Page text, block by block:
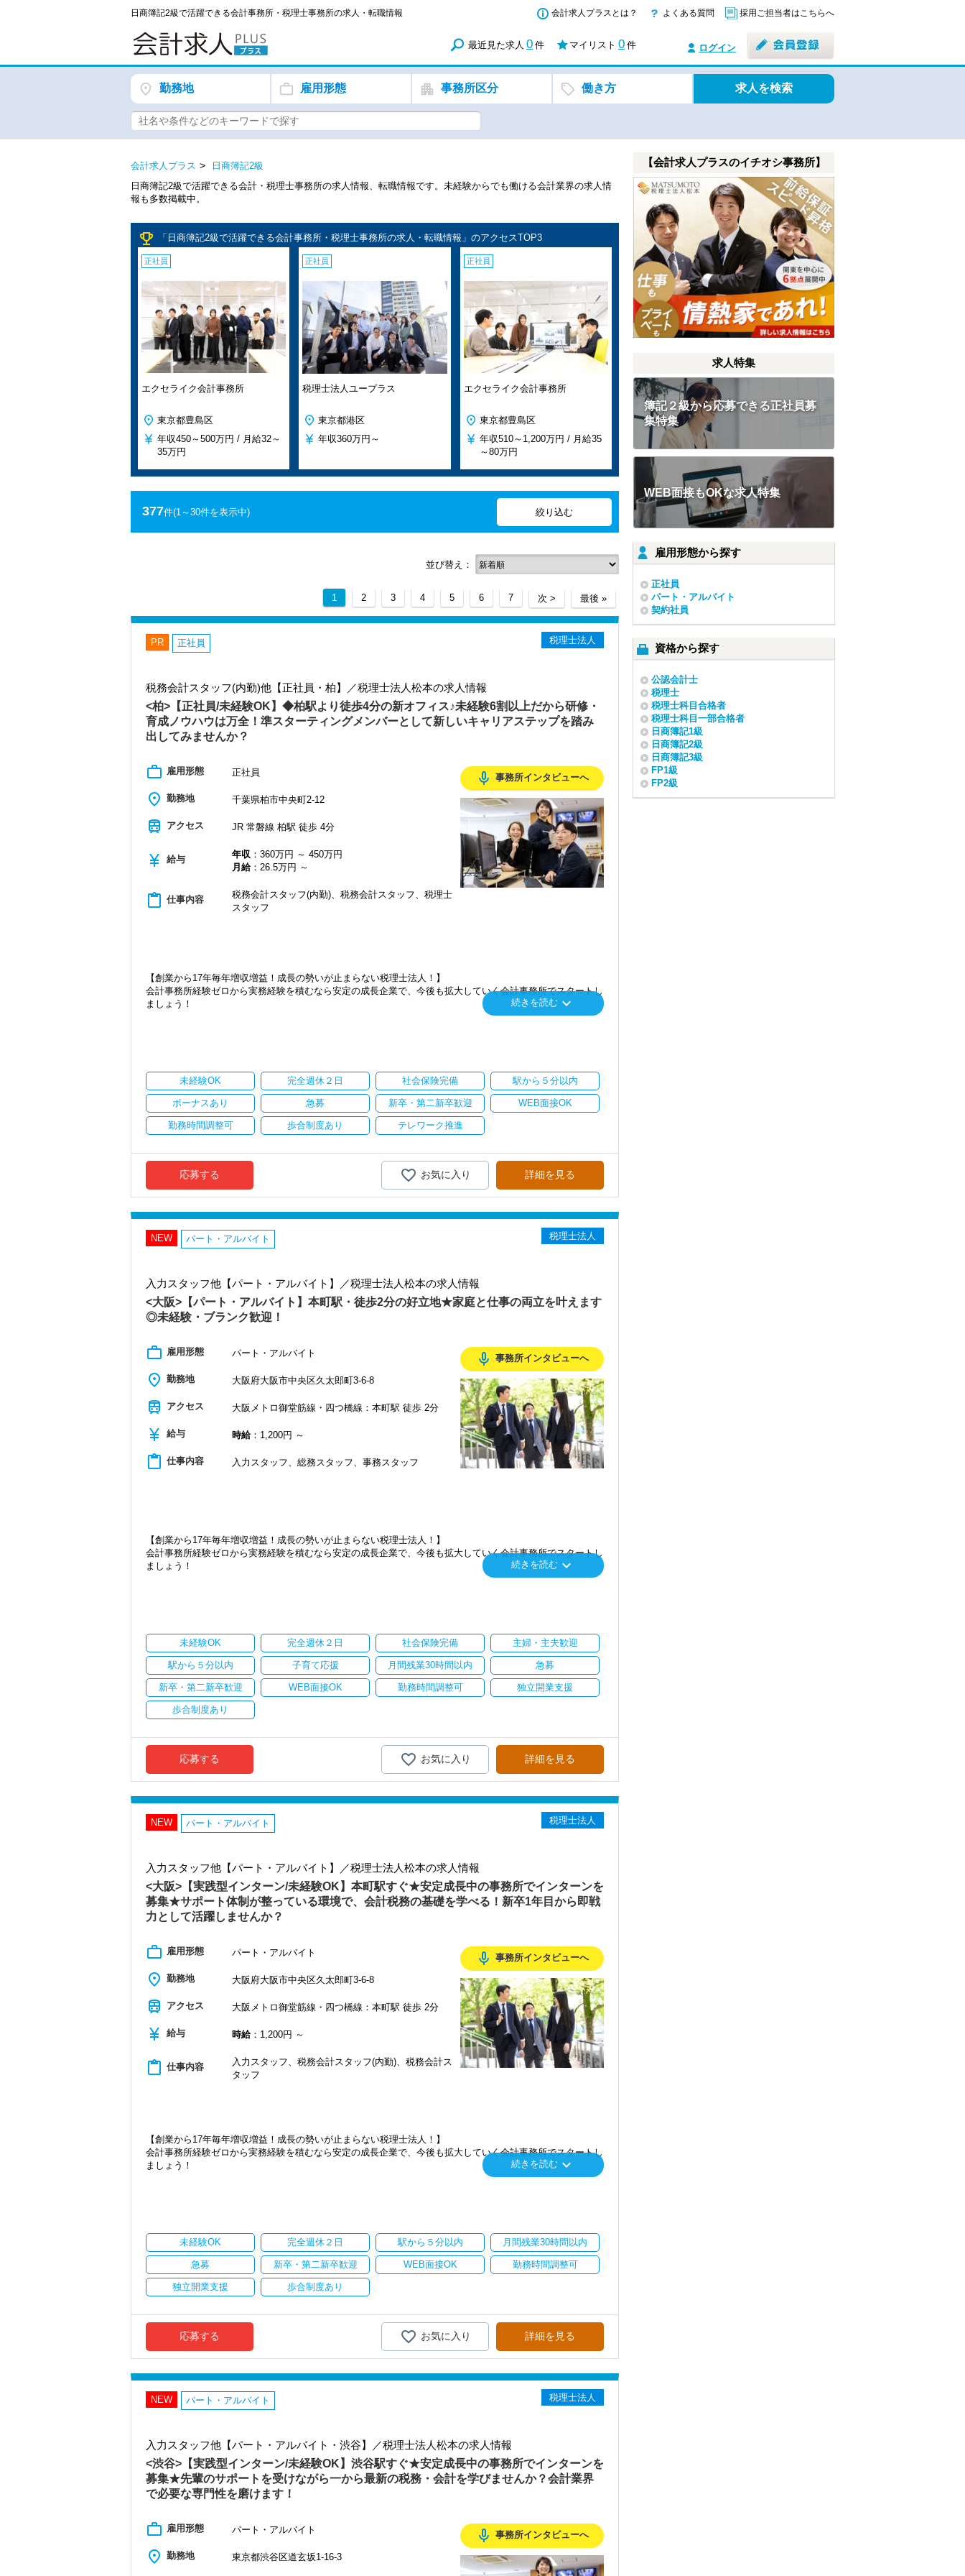
日商簿記2級で活躍できる会計事務所・税理士事務所の求人・転職情報 会計求人プラスとは？ よくある質問 採用ご担当者はこちらへ
最近見た求人 0 件 マイリスト 0 件 ログイン
勤務地 雇用形態 事務所区分 働き方 求人を検索
会計求人プラス
日商簿記2級
日商簿記2級で活躍できる会計・税理士事務所の求人情報、転職情報です。未経験からでも働ける会計業界の求人情
報も多数掲載中。
emoji_events 「日商簿記2級で活躍できる会計事務所・税理士事務所の求人・転職情報」のアクセスTOP3
正社員
エクセライク会計事務所
東京都豊島区
年収450～500万円 / 月給32～
35万円
正社員
税理士法人ユープラス
東京都港区
年収360万円～
正社員
エクセライク会計事務所
東京都豊島区
年収510～1,200万円 / 月給35
～80万円
377件(1～30件を表示中)
並び替え：
1 2 3 4 5 6 7 次 > 最後 »
PR 正社員 税理士法人
税務会計スタッフ(内勤)他【正社員・柏】／税理士法人松本の求人情報
<柏>【正社員/未経験OK】◆柏駅より徒歩4分の新オフィス♪未経験6割以上だから研修・
育成ノウハウは万全！準スターティングメンバーとして新しいキャリアステップを踏み
出してみませんか？
work_outline 雇用形態 正社員
place 勤務地 千葉県柏市中央町2-12
train アクセス JR 常磐線 柏駅 徒歩 4分
currency_yen 給与 年収 ：360万円 ～ 450万円
月給：26.5万円 ～
content_paste 仕事内容
税務会計スタッフ(内勤)、税務会計スタッフ、税理士
スタッフ
mic_none 事務所インタビューへ
【創業から17年毎年増収増益！成長の勢いが止まらない税理士法人！】
会計事務所経験ゼロから実務経験を積むなら安定の成長企業で、今後も拡大していく会計事務所でスタートし
ましょう！
ています。
安定性抜群の環境で自己成長を実現できます。
社員の持つ「やる・やりたい」という気持ちを大事にしているため、資格を持っていなくても、スピーディー
なキャリアアップが可能です！
充実した実務重視のOJTで、安心して職務経験と知識をゼロから身に付けられます！
税務・会計の経験と知識を磨きながらステップアップを目指しませんか？
【対象業種100種以上！節税・融資・税務調査に強い税理士法人です】
お客様に事務所までご来社いただく来所型サービスで、中小企業の経営を幅広くサポートしています。
専門Webサイトを10サイト以上運営しており、新規顧問契約のお客様が毎年400件以上増加！
各オフィスに国税OB税理士が在籍しているので、税務調査にも精通しています。
税理士という仕事は不況に強い仕事で、融資対応、給付金のサポート、補助金のサポートなどお手伝いできる
業務は数多く存在しています。
そのため、全拠点でスタッフの増員に力を入れており、さらなるサービス品質の向上を目指しています。
また、職場環境の改善に積極的に取り組む企業に対して認証される「社労士診断認証制度」を取得しました。
積極的に推進していきます。
長く安心して働ける環境を用意してお待ちしておりますので、当社で将来の不安なく働いてみませんか？
【柏の事務所はこんなオフィスです】
昨年2022年12月にオープンした新しいオフィスです。
柏駅東口から徒歩4分のアクセスで、地場のお客様が多いという特徴があります。
現在は増員にも力を入れ拡大を続けているため、今後はさらなる新規のお客様獲得に向けた戦略も行っていき
ます。
20代～30代の若手メンバーが中心となって運営しており、とても勢いと活気のあるオフィスです。国税局OB
の税理士も在籍しているため、ノウハウや知識の面でも学べることが非常に多い環境です。
お客様から「こうしたい」という理想をいただいたら、それを一緒になって実現するために大きく力を発揮で
きる存在でありたいと考えています。ご紹介案件が7割を超えているのも、そういった私たちの姿勢がお客様
一緒に歩んでみませんか？
【現在のスタッフの6割が業界未経験者！異業種からの転職も大歓迎！専門用語を一から教えます】
当社で活躍する未経験者は6割を占めているので、育成には多くの実績と自信があります。
安心してこの業界に飛び込んできてください！
入社後はOJTとOFF-JTを並行してマンツーマンで指導します。
いてはOJTで実践的に研修を実施。
社内のロープレでお客様対応の練習ができるので、より堅実にステップアップすることができます。
まずは簡単な入力業務から少しずつ仕事に慣れてもらい、できることを増やしながら徐々に担当をお任せして
私たちが未経験者に求めるのは、謙虚さと素直さです。
常に学ぶ姿勢を忘れず、謙虚に仕事に取り組んでくださる方を求めます。
わからないことがあれば、誰でも最初は初心者なので、遠慮なく何でも聞いてください。
・新しいことでも吸収して取り組んでいただける人
・積極性と向上心を持ち合わせている人
・わからないことはわからないと素直に言える人
・はじめてのことでも前向きに取り組める人
代表が作業環境にも気を配っており、デュアルモニターを全席設置。
入力もAI-OCRを使用して、業務効率化とペーパーレス化を進めています。kintoneやLINEWORKS、クラウド
サインなどを活用しているので効率よくストレスフリーに業務をこなせます。
【明確なキャリアパスで成長をバックアップします】
キャリアステップは等級制（1〜6等級）で、求められる業務レベルや役割を明確にしています。目標設定がし
やすく、成長を実感しながらステップアップが可能です。
【定期的な班替えや席替えで、より多くのことを学べる体制！】
す。
【各種社会保険完備、ユニークな手当制度あり】
【成長のための5つのこだわりを大事にしています】
仕事をする上では5つのこだわり「クイックレスポンス・プラス思考・有言実行・他責禁止・気配り」を掲
げ、一人ひとりが実行しています。
より多くの「ありがとう」と笑顔をいただき続けるために「情熱家であれ！」がモットーです。
異業種からの転職者が多く、銀行員・営業・保険外交員・経理・事務などユニークな職歴を持った仲間がたく
さんいます。
共通しているのは“諦めない心”を持っていること。
未経験のオフィスワークでも前向きに取り組み続けることができる人、わからないことは一人で悩まずにどん
まったくの未経験者は、一通りの仕事に慣れるまでが大変かもしれません。
でも、同じように未経験から一人前になった先輩がたくさんいます。
業界特有の“かたさ”がないのも当社の魅力です！
■未経験から税理士事務所へ転職を検討している方へ
https://www.docswell.com/s/6513522481/ZN19XR-matusmoto2024
【現役スタッフの声】
新しいことにチャレンジしてみたい、税金の知識を身につけたいという思いから会計業界に飛び込みました。
当社を選んだのはHPが充実していたから。
HPからとても楽しそうな会社の雰囲気が伝わってきました。
続きを読む keyboard_arrow_down
未経験OK 完全週休２日 社会保険完備 駅から５分以内
ボーナスあり 急募 新卒・第二新卒歓迎 WEB面接OK
勤務時間調整可 歩合制度あり テレワーク推進
応募する 詳細を見る
お気に入り
NEW パート・アルバイト 税理士法人
入力スタッフ他【パート・アルバイト】／税理士法人松本の求人情報
<大阪>【パート・アルバイト】本町駅・徒歩2分の好立地★家庭と仕事の両立を叶えます
◎未経験・ブランク歓迎！
work_outline 雇用形態 パート・アルバイト
place 勤務地 大阪府大阪市中央区久太郎町3-6-8
train アクセス 大阪メトロ御堂筋線・四つ橋線：本町駅 徒歩 2分
currency_yen 給与 時給：1,200円 ～
content_paste 仕事内容 入力スタッフ、総務スタッフ、事務スタッフ
mic_none 事務所インタビューへ
【創業から17年毎年増収増益！成長の勢いが止まらない税理士法人！】
会計事務所経験ゼロから実務経験を積むなら安定の成長企業で、今後も拡大していく会計事務所でスタートし
ましょう！
ています。
安定性抜群の環境で自己成長を実現できます。
社員の持つ「やる・やりたい」という気持ちを大事にしているため、資格を持っていなくても、スピーディー
なキャリアアップが可能です！
充実した実務重視のOJTで、安心して職務経験と知識をゼロから身に付けられます！
【対象業種100種以上！節税・融資・税務調査に強い税理士法人です】
創業以来17年連続増収増益、顧問先数2500以上、全国6拠点で安定的に成長中です。
お客様に事務所までご来社いただく来所型サービスで、中小企業の経営を幅広くサポートしています。
専門Webサイトを10サイト以上運営しており、新規顧問契約のお客様が毎年400件以上増加！
各オフィスに国税OB税理士が在籍しているので、税務調査にも精通しています。
そのため、全拠点でスタッフの増員に力を入れており、さらなるサービス品質の向上を目指しています。
また、職場環境の改善に積極的に取り組む企業に対して認証される「社労士診断認証制度」を取得しました。
「職場環境改善宣言企業」と「経営労務診断実施企業」の認定を受け、今後も社員が働きやすい環境づくりを
積極的に推進していきます。
長く安心して働ける環境を用意してお待ちしておりますので、当社で将来の不安なく働いてみませんか？
【大阪の事務所はこんなオフィスです】
2018年10月にオープンして以降、怒涛の勢いで成長している大阪オフィス。増員に伴い2022年7月にはより広
いビルへ拡張移転。
2025年10月には増床するなど、拡大の一途をたどっています。
関西の事業者には「大きいことやったるで！」と勢いのある方が多いためか、大阪オフィスのお客様は新規の
比率が非常に高いのが特徴的です。
お客様の勢いに圧倒されないよう、スタッフも熱意と情熱を持ちながら寄り添う姿勢を大切にしています。
お客様と一緒に成長していく楽しさを実感しながらやりがいを持って働ける環境です。
20代が筆頭となってお客様を支えており、業界未経験からスタートしているスタッフも多いです。
実直に自己を高めていこうとすることができる方からの応募をお待ちしています！
【ご紹介が多い安定企業でお客様から一番に信頼される税務のプロを目指せます】
私達は「税務のプロフェッショナルとしてお客様に寄り添う」ことが一つの使命です。
今後もお客様に満足していただけるようにスキルの向上を目指し、税務のプロとして高い信頼を獲得していき
ます。
お客様から信頼され、心の通ったサービスを提供する真の「税務プロフェッショナル」としての道を私たちと
一緒に歩んでみませんか？
【目指すは“大家族のような会社”明るく楽しく一緒に働ける方を求めています】
「こんな明るい事務所ははじめて」と言われるほど、仲が良くて明るいのが当社の特徴です。
パート職はワークライフバランス重視で、20～30代の女性が中心となって活躍しています。
コツコツ丁寧な仕事をしていただける方、お待ちしています！
【各種社会保険完備、ユニークな手当制度あり】
税務能力検定等の資格検定に合格するともらえる「合格手当」など、当社ならではの制度を設けているので、
ぜひ活用してください。
【成長のための5つのこだわりを大事にしています】
仕事をする上では5つのこだわり「クイックレスポンス・プラス思考・有言実行・他責禁止・気配り」を掲
げ、一人ひとりが実行しています。
より多くの「ありがとう」と笑顔をいただき続けるために「情熱家であれ！」がモットーです。
パソコンが苦手でない方なら、どなたでも楽しく取り組んでいただける仕事です。
同じようなライフスタイルの方がいるので、安心して仲間と一緒に働く楽しさを実感していただけると思いま
す。
社内イベントも多く、アットホームな雰囲気の会社です。
続きを読む keyboard_arrow_down
未経験OK 完全週休２日 社会保険完備 主婦・主夫歓迎
駅から５分以内 子育て応援 月間残業30時間以内 急募
新卒・第二新卒歓迎 WEB面接OK 勤務時間調整可 独立開業支援
歩合制度あり
応募する 詳細を見る
お気に入り
NEW パート・アルバイト 税理士法人
入力スタッフ他【パート・アルバイト】／税理士法人松本の求人情報
<大阪>【実践型インターン/未経験OK】本町駅すぐ★安定成長中の事務所でインターンを
募集★サポート体制が整っている環境で、会計税務の基礎を学べる！新卒1年目から即戦
力として活躍しませんか？
work_outline 雇用形態 パート・アルバイト
place 勤務地 大阪府大阪市中央区久太郎町3-6-8
train アクセス 大阪メトロ御堂筋線・四つ橋線：本町駅 徒歩 2分
currency_yen 給与 時給：1,200円 ～
content_paste 仕事内容
入力スタッフ、税務会計スタッフ(内勤)、税務会計ス
タッフ
mic_none 事務所インタビューへ
【創業から17年毎年増収増益！成長の勢いが止まらない税理士法人！】
会計事務所経験ゼロから実務経験を積むなら安定の成長企業で、今後も拡大していく会計事務所でスタートし
ましょう！
ています。
安定性抜群の環境で自己成長を実現できます。
社員の持つ「やる・やりたい」という気持ちを大事にしているため、資格を持っていなくても、スピーディー
なキャリアアップが可能です！
充実した実務重視のOJTで、安心して職務経験と知識をゼロから身に付けられます！
税務・会計の経験と知識を磨きながらステップアップを目指しませんか？
【対象業種100種以上！節税・融資・税務調査に強い税理士法人です】
お客様に事務所までご来社いただく来所型サービスで、中小企業の経営を幅広くサポートしています。
専門Webサイトを10サイト以上運営しており、新規顧問契約のお客様が毎年400件以上増加！
各オフィスに国税OB税理士が在籍しているので、税務調査にも精通しています。
税理士という仕事は不況に強い仕事で、融資対応、給付金のサポート、補助金のサポートなどお手伝いできる
業務は数多く存在しています。
そのため、全拠点でスタッフの増員に力を入れており、さらなるサービス品質の向上を目指しています。
また、職場環境の改善に積極的に取り組む企業に対して認証される「社労士診断認証制度」を取得しました。
「職場環境改善宣言企業」と「経営労務診断実施企業」の認定を受け、今後も社員が働きやすい環境づくりを
長く安心して働ける環境を用意してお待ちしておりますので、当社で将来の不安なく働いてみませんか？
【大阪の事務所はこんなオフィスです】
2018年10月にオープンして以降、怒涛の勢いで成長している大阪オフィス。増員に伴い2022年7月にはより広
続きを読む keyboard_arrow_down
未経験OK 完全週休２日 駅から５分以内 月間残業30時間以内
急募 新卒・第二新卒歓迎 WEB面接OK 勤務時間調整可
独立開業支援 歩合制度あり
応募する 詳細を見る
お気に入り
NEW パート・アルバイト 税理士法人
入力スタッフ他【パート・アルバイト・渋谷】／税理士法人松本の求人情報
<渋谷>【実践型インターン/未経験OK】渋谷駅すぐ★安定成長中の事務所でインターンを
募集★先輩のサポートを受けながら一から最新の税務・会計を学びませんか？会計業界
で必要な専門性を磨けます！
work_outline 雇用形態 パート・アルバイト
place 勤務地 東京都渋谷区道玄坂1-16-3
mic_none 事務所インタビューへ
【会計求人プラスのイチオシ事務所】
求人特集
簿記２級から応募できる正社員募
集特集
WEB面接もOKな求人特集
雇用形態から探す
正社員
パート・アルバイト
契約社員
資格から探す
公認会計士
税理士
税理士科目合格者
税理士科目一部合格者
日商簿記1級
日商簿記2級
日商簿記3級
FP1級
FP2級